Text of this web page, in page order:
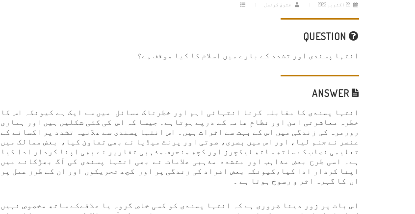
فتویٰ کونسل
انتہا پسندی اور تشدد کے بارے میں اسلام کا کیا موقف ہے؟
انتہا پسندی کا مقابلہ کرنا انتہائی اہم اور خطرناک مسائل میں سے ایک ہے کیونکہ اس کا
خطرہ معاشرتی امن اور نظامِ عامہ کے درپے ہوتاہے۔ جیسا کہ اس کی کئی شکلیں ہیں اور ہماری
روزمرہ کی زندگی میں اس کے بہت سے اثرات ہیں۔ اس انتہا پسندی سے علانیہ تشدد پر اکسانے کے
عنصر نے جنم لیا، اور اس میں بصری، صوتی اور پرنٹ میڈیا نے بھی تعاون کیا، بعض ممالک میں
تعلیمی نصاب کے ساتھ ساتھ لیکچرز اور کچھ منحرف مذہبی تقاریر نے بھی اپنا کردار ادا کیا
ہے۔ اسی طرح بعض مذاہب اور متشدد مذہبی علامات نے بھی انتہا پسندی کی آگ بھڑکانے میں
اپنا کردار ادا کیا،کیونکہ بعض افراد کی زندگی پر اور کچھ تحریکوں اور ان کے طرز عمل پر
ان کا گہرہ اثر و رسوخ ہوتا ہے ۔
اس بات پر زور دینا ضروری ہے کہ انتہا پسندی کو کسی خاص گروہ یا علاقےکے ساتھ مخصوص نہیں